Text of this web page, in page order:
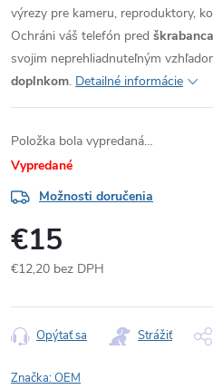
výrezy pre kameru, reproduktory,
Ochráni váš telefón pred
svojim neprehliadnuteľným
doplnkom. Detailné informácie
Položka bola vypredaná…
Vypredané
Možnosti doručenia
€15
€12,20 bez DPH
cena:
Opýtať sa Strážiť
Značka:OEM